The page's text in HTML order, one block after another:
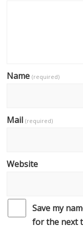
Name(required)
Mail(required)
Website
Save my
for the next